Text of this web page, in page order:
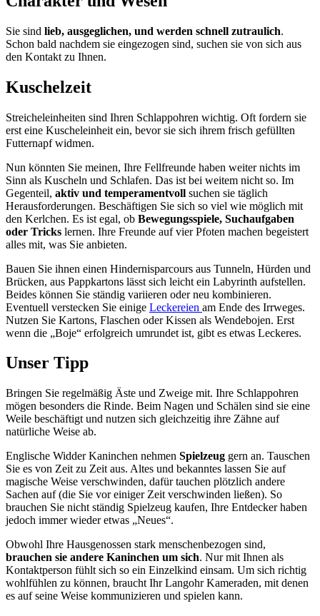
Sie sind lieb, ausgeglichen, und werden schnell zutraulich.
Schon bald nachdem sie eingezogen sind, suchen sie von sich aus
den Kontakt zu Ihnen.
Kuschelzeit
Streicheleinheiten sind Ihren Schlappohren wichtig. Oft fordern sie
erst eine Kuscheleinheit ein, bevor sie sich ihrem frisch gefüllten
Futternapf widmen.
Nun könnten Sie meinen, Ihre Fellfreunde haben weiter nichts im
Sinn als Kuscheln und Schlafen. Das ist bei weitem nicht so. Im
Gegenteil, aktiv und temperamentvoll suchen sie täglich
Herausforderungen. Beschäftigen Sie sich so viel wie möglich mit
den Kerlchen. Es ist egal, ob Bewegungsspiele, Suchaufgaben
oder Tricks lernen. Ihre Freunde auf vier Pfoten machen begeistert
alles mit, was Sie anbieten.
Bauen Sie ihnen einen Hindernisparcours aus Tunneln, Hürden und
Brücken, aus Pappkartons lässt sich leicht ein Labyrinth aufstellen.
Beides können Sie ständig variieren oder neu kombinieren.
Eventuell verstecken Sie einige Leckereien am Ende des Irrweges.
Nutzen Sie Kartons, Flaschen oder Kissen als Wendebojen. Erst
wenn die „Boje“ erfolgreich umrundet ist, gibt es etwas Leckeres.
Unser Tipp
Bringen Sie regelmäßig Äste und Zweige mit. Ihre Schlappohren
mögen besonders die Rinde. Beim Nagen und Schälen sind sie eine
Weile beschäftigt und nutzen sich gleichzeitig ihre Zähne auf
natürliche Weise ab.
Englische Widder Kaninchen nehmen Spielzeug gern an. Tauschen
Sie es von Zeit zu Zeit aus. Altes und bekanntes lassen Sie auf
magische Weise verschwinden, dafür tauchen plötzlich andere
Sachen auf (die Sie vor einiger Zeit verschwinden ließen). So
brauchen Sie nicht ständig Spielzeug kaufen, Ihre Entdecker haben
jedoch immer wieder etwas „Neues“.
Obwohl Ihre Hausgenossen stark menschenbezogen sind,
brauchen sie andere Kaninchen um sich. Nur mit Ihnen als
Kontaktperson fühlt sich so ein Einzelkind einsam. Um sich richtig
wohlfühlen zu können, braucht Ihr Langohr Kameraden, mit denen
es auf seine Weise kommunizieren und spielen kann.